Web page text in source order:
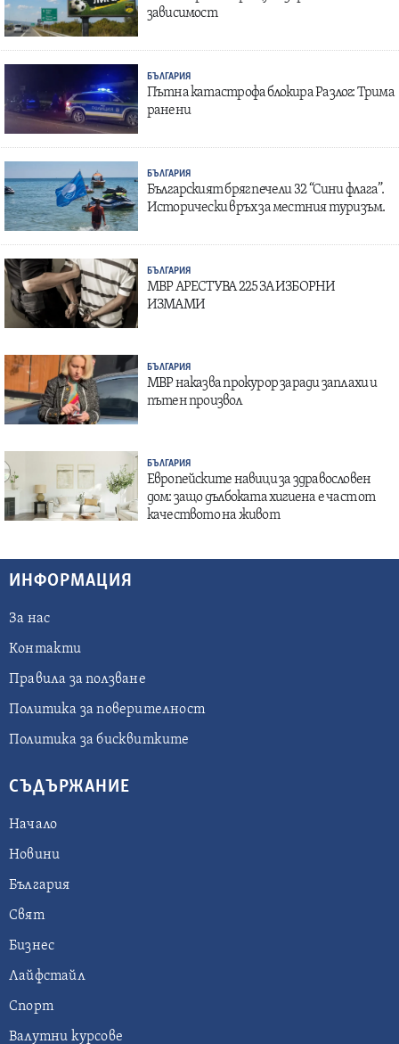
зависимост
БЪЛГАРИЯ
Пътна катастрофа блокира Разлог: Трима
ранени
БЪЛГАРИЯ
Българският бряг печели 32 “Сини флага”.
Исторически връх за местния туризъм.
БЪЛГАРИЯ
МВР АРЕСТУВА 225 ЗА ИЗБОРНИ
ИЗМАМИ
БЪЛГАРИЯ
МВР наказва прокурор заради заплахи и
пътен произвол
БЪЛГАРИЯ
Европейските навици за здравословен
дом: защо дълбоката хигиена е част от
качеството на живот
ИНФОРМАЦИЯ
За нас
Контакти
Правила за ползване
Политика за поверителност
Политика за бисквитките
СЪДЪРЖАНИЕ
Начало
Новини
България
Свят
Бизнес
Лайфстайл
Спорт
Валутни курсове